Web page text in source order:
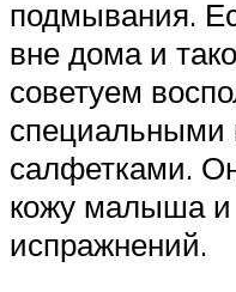
подмывания.
вне дома и
советуем
салфетками.
кожу малыша и
испражнений.